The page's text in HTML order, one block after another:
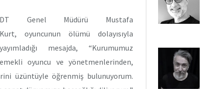
DT Genel Müdürü Mustafa
Kurt, oyuncunun ölümü dolayısıyla
yayımladığı mesajda, “Kurumumuz
emekli oyuncu ve yönetmenlerinden,
üzüntüyle öğrenmiş bulunuyorum.